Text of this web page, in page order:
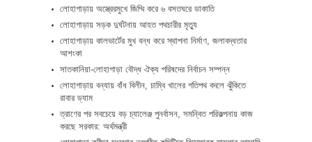
লোহাগাড়ায় অস্ত্রেরমুখে জিম্মি করে ৬ বসতঘরে ডাকাতি
লোহাগাড়ায় সড়ক দুর্ঘটনায় আহত পথচারীর মৃত্যু
লোহাগাড়ায় কালভার্টের মুখ বন্ধ করে স্থাপনা নির্মাণ, জলাবদ্ধতার
আশংকা
সাতকানিয়া-লোহাগাড়া বৌদ্ধ ঐক্য পরিষদের নির্বাচন সম্পন্ন
লোহাগাড়ায় বন্যায় বাঁধ বিলীন, চাম্বি খালের গতিপথ বদলে ঝুঁকিতে
রাবার ড্যাম
ত্রাণের পর সবচেয়ে বড় চ্যালেঞ্জ পুনর্বাসন, সমন্বিত পরিকল্পনায় কাজ
করছে সরকার: অর্থমন্ত্রী